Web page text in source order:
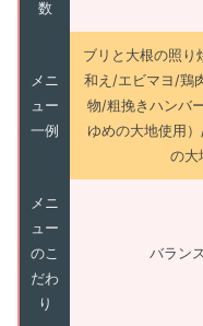
数
メニ
ュー
一例
ブリと大根の照り
和え/エビマヨ/鶏
物/粗挽きハンバ
ゆめの大地使用
の大
メニ
ュー
のこ
だわ
り
バラン